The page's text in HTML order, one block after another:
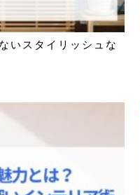
いスタイリッシュな